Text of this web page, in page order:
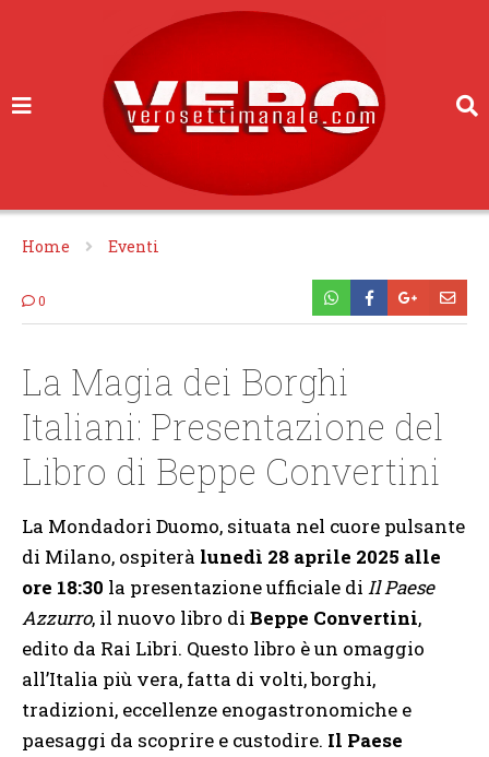
Home Eventi
0
La Magia dei Borghi
Italiani: Presentazione del
Libro di Beppe Convertini
La Mondadori Duomo, situata nel cuore pulsante
di Milano, ospiterà lunedì 28 aprile 2025 alle
ore 18:30 la presentazione ufficiale di Il Paese
Azzurro, il nuovo libro di Beppe Convertini,
edito da Rai Libri. Questo libro è un omaggio
all’Italia più vera, fatta di volti, borghi,
tradizioni, eccellenze enogastronomiche e
paesaggi da scoprire e custodire. Il Paese